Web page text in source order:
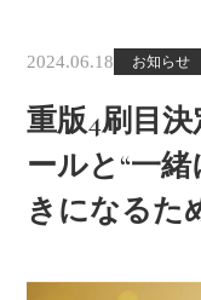
2024.06.18 お知らせ
重版4刷目
ールと“一
きになるた